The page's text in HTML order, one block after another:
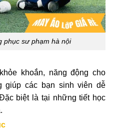
phục sư phạm hà nội
khoắn, năng động cho
giúp các bạn sinh viên dễ
biệt là tại những tiết học